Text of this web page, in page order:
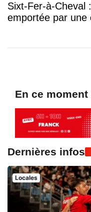
Sixt-Fer-à-Cheval
emportée par une
En ce moment
Dernières infos
Locales